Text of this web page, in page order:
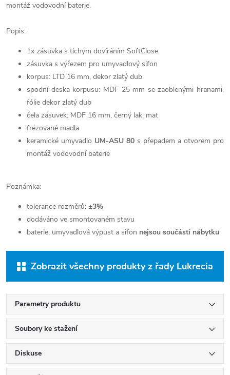
montáž vodovodní baterie.
Popis:
1x zásuvka s tichým dovíráním SoftClose
zásuvka s výřezem pro umyvadlový sifon
korpus: LTD 16 mm, dekor zlatý dub
spodní deska korpusu: MDF 25 mm se zaoblenými hranami,
fólie dekor zlatý dub
čela zásuvek: MDF 16 mm, černý lak, mat
frézované madla
keramické umyvadlo UM-ASU 80 s přepadem a otvorem pro
montáž vodovodní baterie
Poznámka:
tolerance rozměrů: ±3%
dodáváno ve smontovaném stavu
baterie, umyvadlová výpust a sifon nejsou součástí nábytku
Zobrazit všechny produkty z řady Lukrecia
Parametry produktu
Soubory ke stažení
Diskuse